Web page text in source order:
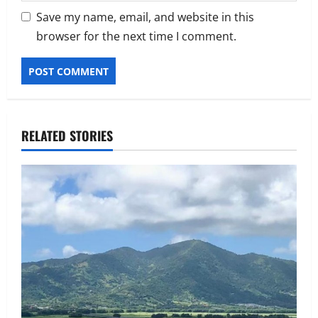
Save my name, email, and website in this
browser for the next time I comment.
RELATED STORIES